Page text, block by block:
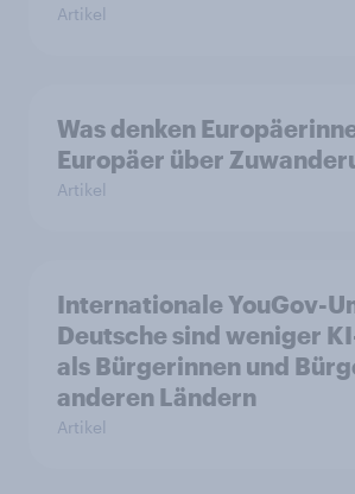
Artikel
Was denken
Europäer über
Artikel
Internationale YouGov-
Deutsche sind weniger
als Bürgerinnen und
anderen Ländern
Artikel